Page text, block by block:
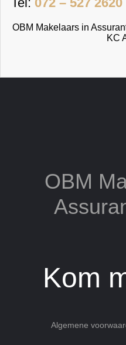
OBM Makelaars in
KC
OBM
Kom
Algemene